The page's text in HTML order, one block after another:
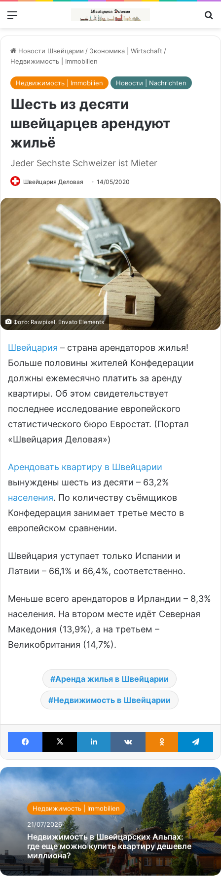
Меню
Новости Швейцарии / Экономика | Wirtschaft /
Недвижимость | Immobilien
Недвижимость | Immobilien Новости | Nachrichten
Шесть из десяти
швейцарцев арендуют
жильё
Jeder Sechste Schweizer ist Mieter
Швейцария Деловая 14/05/2020
Фото: Rawpixel, Envato Elements
Швейцария – страна арендаторов жилья!
Больше половины жителей Конфедерации
должны ежемесячно платить за аренду
квартиры. Об этом свидетельствует
последнее исследование европейского
статистического бюро Евростат. (Портал
«Швейцария Деловая»)
Арендовать квартиру в Швейцарии
вынуждены шесть из десяти – 63,2%
населения. По количеству съёмщиков
Конфедерация занимает третье место в
европейском сравнении.
Швейцария уступает только Испании и
Латвии – 66,1% и 66,4%, соответственно.
Меньше всего арендаторов в Ирландии – 8,3%
населения. На втором месте идёт Северная
Македония (13,9%), а на третьем –
Великобритания (14,7%).
Аренда жилья в Швейцарии
Недвижимость в Швейцарии
Facebook X LinkedIn VKontakteOdnoklassniki
Недвижимость | Immobilien
21/07/2026
Недвижимость в Швейцарских Альпах:
где еще можно купить квартиру дешевле
миллиона?